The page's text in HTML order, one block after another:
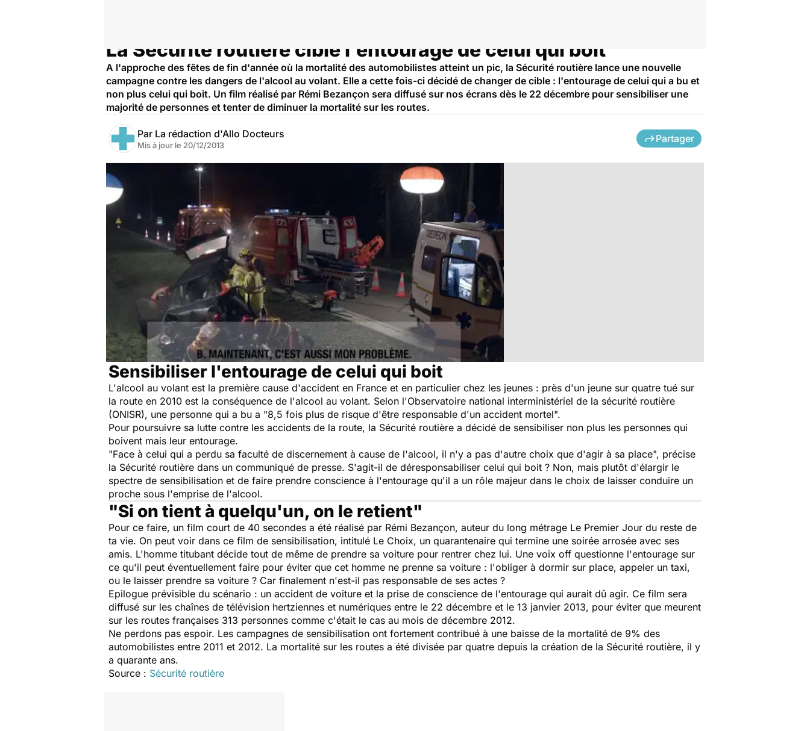
La Sécurité routière cible l'entourage de celui qui boit
A l'approche des fêtes de fin d'année où la mortalité des automobilistes atteint un pic, la Sécurité routière lance une nouvelle
campagne contre les dangers de l'alcool au volant. Elle a cette fois-ci décidé de changer de cible : l'entourage de celui qui a bu et
non plus celui qui boit. Un film réalisé par Rémi Bezançon sera diffusé sur nos écrans dès le 22 décembre pour sensibiliser une
majorité de personnes et tenter de diminuer la mortalité sur les routes.
Par La rédaction d'Allo Docteurs
Mis à jour le 20/12/2013
Partager
Sensibiliser l'entourage de celui qui boit
L'alcool au volant est la première cause d'accident en France et en particulier chez les jeunes : près d'un jeune sur quatre tué sur
la route en 2010 est la conséquence de l'alcool au volant. Selon l'Observatoire national interministériel de la sécurité routière
(ONISR), une personne qui a bu a "8,5 fois plus de risque d'être responsable d'un accident mortel".
Pour poursuivre sa lutte contre les accidents de la route, la Sécurité routière a décidé de sensibiliser non plus les personnes qui
boivent mais leur entourage.
"Face à celui qui a perdu sa faculté de discernement à cause de l'alcool, il n'y a pas d'autre choix que d'agir à sa place", précise
la Sécurité routière dans un communiqué de presse. S'agit-il de déresponsabiliser celui qui boit ? Non, mais plutôt d'élargir le
spectre de sensibilisation et de faire prendre conscience à l'entourage qu'il a un rôle majeur dans le choix de laisser conduire un
proche sous l'emprise de l'alcool.
"Si on tient à quelqu'un, on le retient"
Pour ce faire, un film court de 40 secondes a été réalisé par Rémi Bezançon, auteur du long métrage Le Premier Jour du reste de
ta vie. On peut voir dans ce film de sensibilisation, intitulé Le Choix, un quarantenaire qui termine une soirée arrosée avec ses
amis. L'homme titubant décide tout de même de prendre sa voiture pour rentrer chez lui. Une voix off questionne l'entourage sur
ce qu'il peut éventuellement faire pour éviter que cet homme ne prenne sa voiture : l'obliger à dormir sur place, appeler un taxi,
ou le laisser prendre sa voiture ? Car finalement n'est-il pas responsable de ses actes ?
Epilogue prévisible du scénario : un accident de voiture et la prise de conscience de l'entourage qui aurait dû agir. Ce film sera
diffusé sur les chaînes de télévision hertziennes et numériques entre le 22 décembre et le 13 janvier 2013, pour éviter que meurent
sur les routes françaises 313 personnes comme c'était le cas au mois de décembre 2012.
Ne perdons pas espoir. Les campagnes de sensibilisation ont fortement contribué à une baisse de la mortalité de 9% des
automobilistes entre 2011 et 2012. La mortalité sur les routes a été divisée par quatre depuis la création de la Sécurité routière, il y
a quarante ans.
Source : Sécurité routière